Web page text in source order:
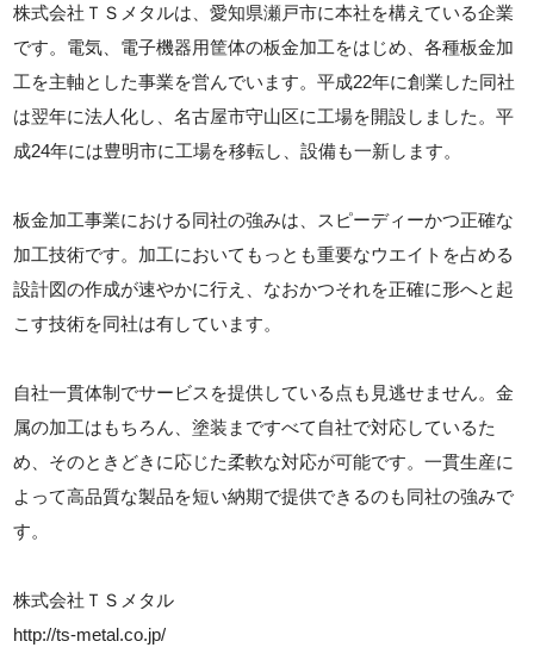
株式会社ＴＳメタルは、愛知県瀬戸市に本社を構えている企業
です。電気、電子機器用筐体の板金加工をはじめ、各種板金加
工を主軸とした事業を営んでいます。平成22年に創業した同社
は翌年に法人化し、名古屋市守山区に工場を開設しました。平
成24年には豊明市に工場を移転し、設備も一新します。
板金加工事業における同社の強みは、スピーディーかつ正確な
加工技術です。加工においてもっとも重要なウエイトを占める
設計図の作成が速やかに行え、なおかつそれを正確に形へと起
こす技術を同社は有しています。
自社一貫体制でサービスを提供している点も見逃せません。金
属の加工はもちろん、塗装まですべて自社で対応しているた
め、そのときどきに応じた柔軟な対応が可能です。一貫生産に
よって高品質な製品を短い納期で提供できるのも同社の強みで
す。
株式会社ＴＳメタル
http://ts-metal.co.jp/